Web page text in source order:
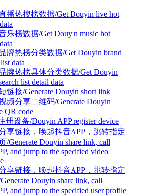
播热搜榜数据/Get Douyin live hot
乐榜数据/Get Douyin music hot
牌热榜分类数据/Get Douyin brand
data
牌热榜具体分类数据/Get Douyin
list detail data
链接/Generate Douyin short link
频分享二维码/Generate Douyin
QR code
册设备/Douyin APP register device
享链接，唤起抖音APP，跳转指定
/Generate Douyin share link, call
and jump to the specified video
享链接，唤起抖音APP，跳转指定
Douyin share link, call
and jump to the specified user profile